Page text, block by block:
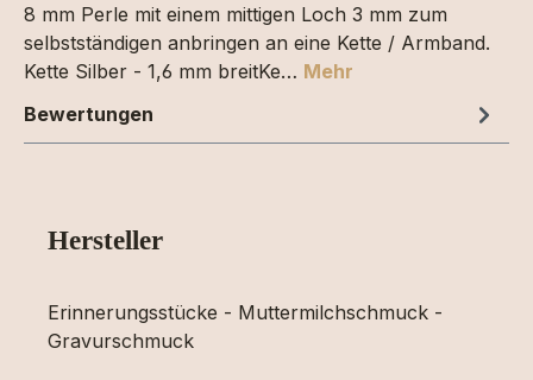
8 mm Perle mit einem mittigen Loch 3 mm zum
selbstständigen anbringen an eine Kette / Armband.
Kette Silber - 1,6 mm breitKe… Mehr
Bewertungen
Hersteller
Erinnerungsstücke - Muttermilchschmuck -
Gravurschmuck